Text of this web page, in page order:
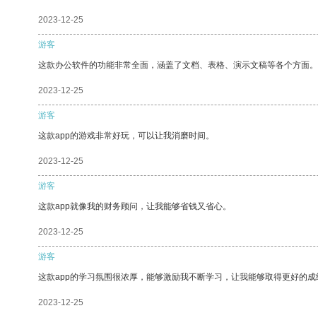
2023-12-25
游客
这款办公软件的功能非常全面，涵盖了文档、表格、演示文稿等各个方面
2023-12-25
游客
这款app的游戏非常好玩，可以让我消磨时间。
2023-12-25
游客
这款app就像我的财务顾问，让我能够省钱又省心。
2023-12-25
游客
这款app的学习氛围很浓厚，能够激励我不断学习，让我能够取得更好的成
2023-12-25